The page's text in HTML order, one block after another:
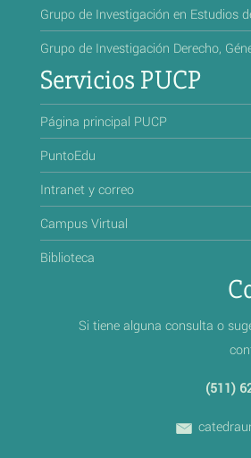
Grupo de Investigación en Estudios
Grupo de Investigación Derecho,
Servicios PUCP
Página principal PUCP
PuntoEdu
Intranet y correo
Campus Virtual
Biblioteca
Si tiene alguna consulta o
(511)